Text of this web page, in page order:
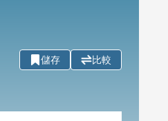
儲存 比較